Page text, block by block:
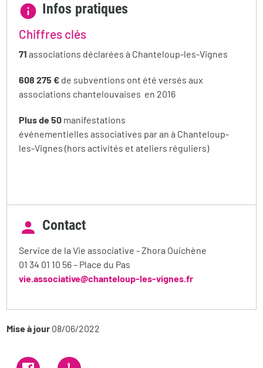
Infos pratiques
Chiffres clés
71 associations déclarées à Chanteloup-les-Vignes
608 275 € de subventions ont été versés aux
associations chantelouvaises en 2016
Plus de 50 manifestations
événementielles associatives par an à Chanteloup-
les-Vignes (hors activités et ateliers réguliers)
Contact
Service de la Vie associative - Zhora Ouichène
01 34 01 10 56 – Place du Pas
vie.associative@chanteloup-les-vignes.fr
Mise à jour 08/06/2022